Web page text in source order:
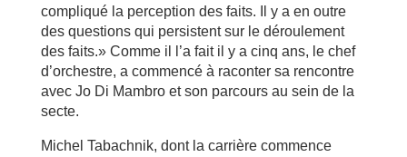
compliqué la perception des faits. Il y a en outre
des questions qui persistent sur le déroulement
des faits.» Comme il l’a fait il y a cinq ans, le chef
d’orchestre, a commencé à raconter sa rencontre
avec Jo Di Mambro et son parcours au sein de la
secte.
Michel Tabachnik, dont la carrière commence